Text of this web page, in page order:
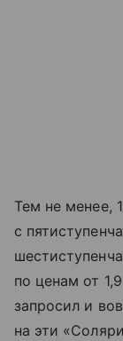
Тем не менее,
с
по ценам от
запросил и
на эти